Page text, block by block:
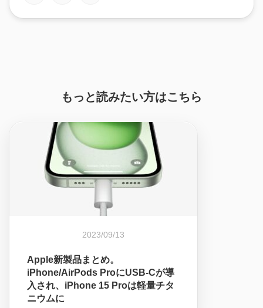
もっと読みたい方はこちら
2023/09/13
Apple新製品まとめ。
iPhone/AirPods ProにUSB-Cが導
入され、iPhone 15 Proは軽量チタ
ニウムに